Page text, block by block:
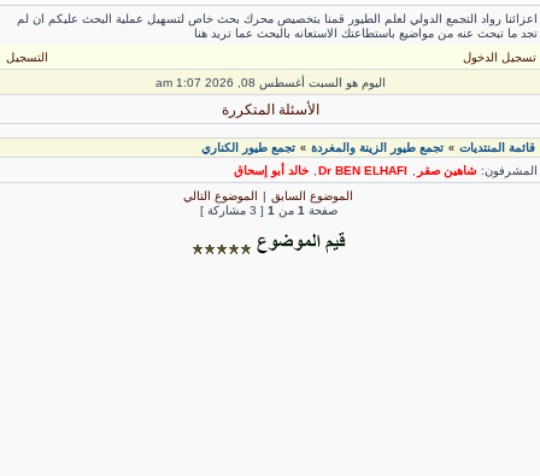
رواد التجمع الدولي لعلم الطيور قمنا بتخصيص محرك بحث خاص لتسهيل عملية البحث عليكم ان لم
ما تبحث عنه من مواضيع باستطاعتك الاستعانه بالبحث عما تريد هنا
تسجيل الدخول
التسجيل
اليوم هو السبت أغسطس 08, 2026 1:07 am
الأسئلة المتكررة
قائمة المنتديات» تجمع طيور الزينة والمغردة» تجمع طيور الكناري
شاهين صقر Dr BEN ELHAFI
,
خالد أبو إسحاق
الموضوع السابق| الموضوع التالي
صفحة1 من [ 3 مشاركة ]